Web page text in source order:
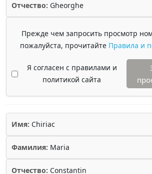
Отчество: Gheorghe
Прежде чем запросить просмотр
пожалуйста, прочитайте Правила и
Я согласен с правилами и
политикой сайта
Имя: Chiriac
Фамилия: Maria
Отчество: Constantin